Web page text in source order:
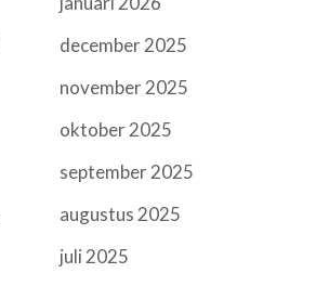
december 2025
november 2025
oktober 2025
september 2025
augustus 2025
juli 2025